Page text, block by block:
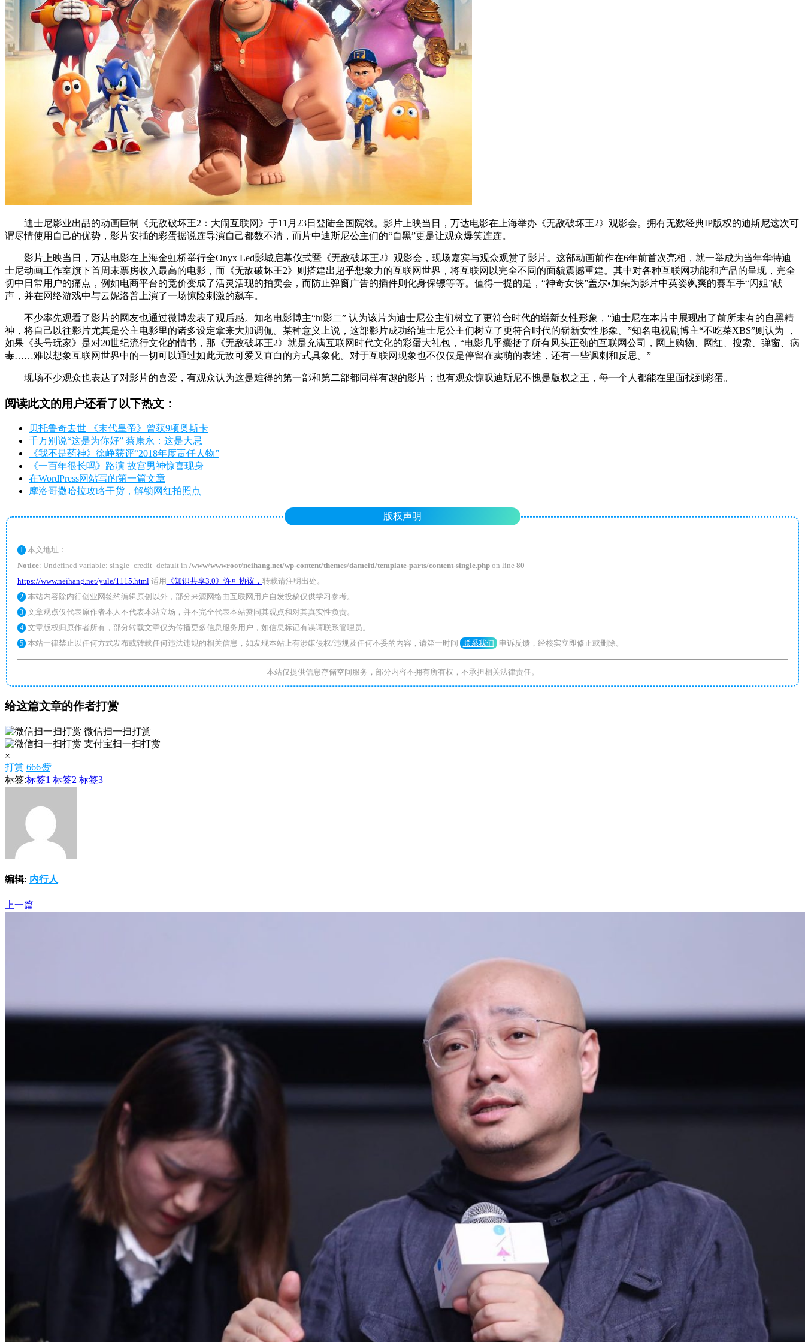
迪士尼影业出品的动画巨制《无敌破坏王2：大闹互联网》于11月23日登陆全国院线。影片上映当日，万达电影在上海举办《无敌破坏王2》观影会。拥有无数经典IP版权的迪斯尼这次可
谓尽情使用自己的优势，影片安插的彩蛋据说连导演自己都数不清，而片中迪斯尼公主们的“自黑”更是让观众爆笑连连。
影片上映当日，万达电影在上海金虹桥举行全Onyx Led影城启幕仪式暨《无敌破坏王2》观影会，现场嘉宾与观众观赏了影片。这部动画前作在6年前首次亮相，就一举成为当年华特迪
士尼动画工作室旗下首周末票房收入最高的电影，而《无敌破坏王2》则搭建出超乎想象力的互联网世界，将互联网以完全不同的面貌震撼重建。其中对各种互联网功能和产品的呈现，完全
切中日常用户的痛点，例如电商平台的竞价变成了活灵活现的拍卖会，而防止弹窗广告的插件则化身保镖等等。值得一提的是，“神奇女侠”盖尔•加朵为影片中英姿飒爽的赛车手“闪姐”献
声，并在网络游戏中与云妮洛普上演了一场惊险刺激的飙车。
不少率先观看了影片的网友也通过微博发表了观后感。知名电影博主“hi影二” 认为该片为迪士尼公主们树立了更符合时代的崭新女性形象，“迪士尼在本片中展现出了前所未有的自黑精
神，将自己以往影片尤其是公主电影里的诸多设定拿来大加调侃。某种意义上说，这部影片成功给迪士尼公主们树立了更符合时代的崭新女性形象。”知名电视剧博主“不吃菜XBS”则认为 ，
如果《头号玩家》是对20世纪流行文化的情书，那《无敌破坏王2》就是充满互联网时代文化的彩蛋大礼包，“电影几乎囊括了所有风头正劲的互联网公司，网上购物、网红、搜索、弹窗、病
毒……难以想象互联网世界中的一切可以通过如此无敌可爱又直白的方式具象化。对于互联网现象也不仅仅是停留在卖萌的表述，还有一些讽刺和反思。”
现场不少观众也表达了对影片的喜爱，有观众认为这是难得的第一部和第二部都同样有趣的影片；也有观众惊叹迪斯尼不愧是版权之王，每一个人都能在里面找到彩蛋。
阅读此文的用户还看了以下热文：
贝托鲁奇去世 《末代皇帝》曾获9项奥斯卡
千万别说“这是为你好” 蔡康永：这是大忌
《我不是药神》徐峥获评“2018年度责任人物”
《一百年很长吗》路演 故宫男神惊喜现身
在WordPress网站写的第一篇文章
摩洛哥撒哈拉攻略干货，解锁网红拍照点
版权声明
1 本文地址：
Notice : Undefined variable: single_credit_default in /www/wwwroot/neihang.net/wp-content/themes/dameiti/template-parts/content-single.phpon line 80
https://www.neihang.net/yule/1115.html适用 《知识共享3.0》许可协议， 转载请注明出处。
2 本站内容除内行创业网签约编辑原创以外，部分来源网络由互联网用户自发投稿仅供学习参考。
3 文章观点仅代表原作者本人不代表本站立场，并不完全代表本站赞同其观点和对其真实性负责。
4 文章版权归原作者所有，部分转载文章仅为传播更多信息服务用户，如信息标记有误请联系管理员。
5 本站一律禁止以任何方式发布或转载任何违法违规的相关信息，如发现本站上有涉嫌侵权/违规及任何不妥的内容，请第一时间 联系我们 申诉反馈，经核实立即修正或删除。
本站仅提供信息存储空间服务，部分内容不拥有所有权，不承担相关法律责任。
给这篇文章的作者打赏
微信扫一扫打赏
支付宝扫一扫打赏
×
打赏 666赞
标签:标签1 标签2 标签3
编辑: 内行人
上一篇